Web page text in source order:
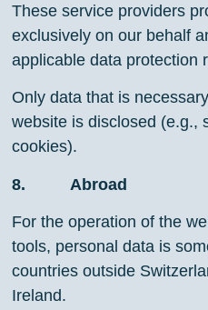
These service providers
exclusively on our behalf
applicable data protection
Only data that is
website is disclosed (e.g.,
cookies).
8. Abroad
For the operation of the
tools, personal data is
countries outside
Ireland.